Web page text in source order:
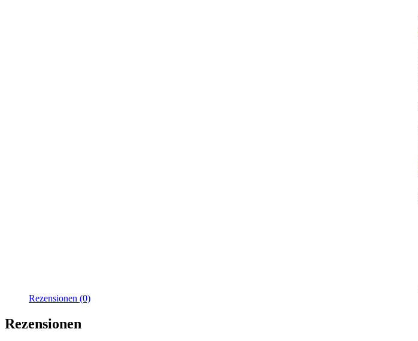
Rezensionen (0)
Rezensionen